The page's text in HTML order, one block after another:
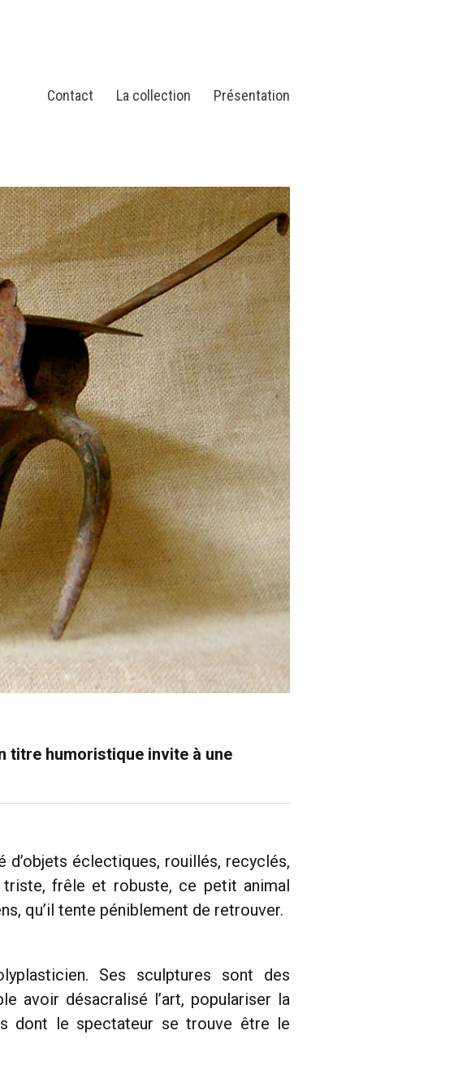
Présentation
La collection
Contact
titre humoristique invite à une
d’objets éclectiques, rouillés, recyclés,
frêle et robuste, ce petit animal
qu’il tente péniblement de retrouver.
Ses sculptures sont des
avoir désacralisé l’art, populariser la
dont le spectateur se trouve être le